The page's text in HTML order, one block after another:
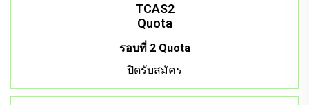
TCAS2
Quota
รอบที่ 2 Quota
ปิดรับสมัคร